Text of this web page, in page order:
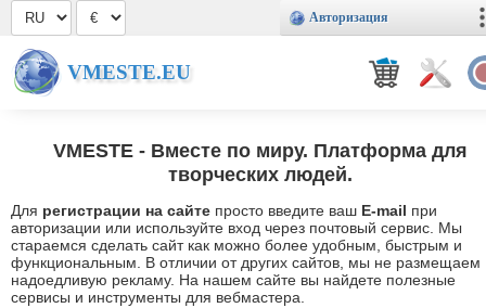
Авторизация
VMESTE.EU
VMESTE - Вместе по миру. Платформа для
творческих людей.
Для регистрации на сайте просто введите ваш E-mail при
авторизации или используйте вход через почтовый сервис. Мы
стараемся сделать сайт как можно более удобным, быстрым и
функциональным. В отличии от других сайтов, мы не размещаем
надоедливую рекламу. На нашем сайте вы найдете полезные
сервисы и инструменты для вебмастера.